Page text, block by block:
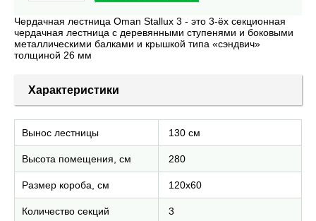
Чердачная лестница Oman Stallux 3 - это 3-ёх секционная
чердачная лестница с деревянными ступенями и боковыми
металлическими балками и крышкой типа «сэндвич»
толщиной 26 мм
Характеристики
Вынос лестницы 130 см
Высота помещения, см 280
Размер короба, см 120х60
Количество секций 3